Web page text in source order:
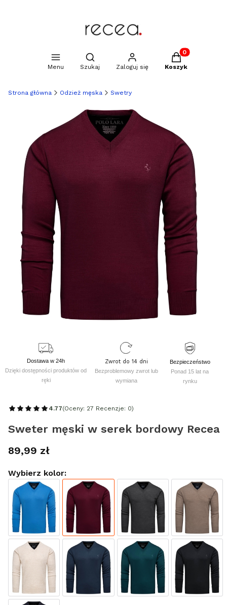
Menu
Otwórz wyszukiwarkę
Szukaj Zaloguj się
Produkty w
Koszyk
Strona główna Odzież męska Swetry
Dostawa w 24h
Dzięki dostępności produktów od
ręki
Zwrot do 14 dni
Bezproblemowy zwrot lub
wymiana
Bezpieczeństwo
Ponad 15 lat na
rynku
4.77(Oceny: 27 Recenzje: 0)
Sweter męski w serek bordowy Recea
Cena
89,99 zł
Wybierz kolor: